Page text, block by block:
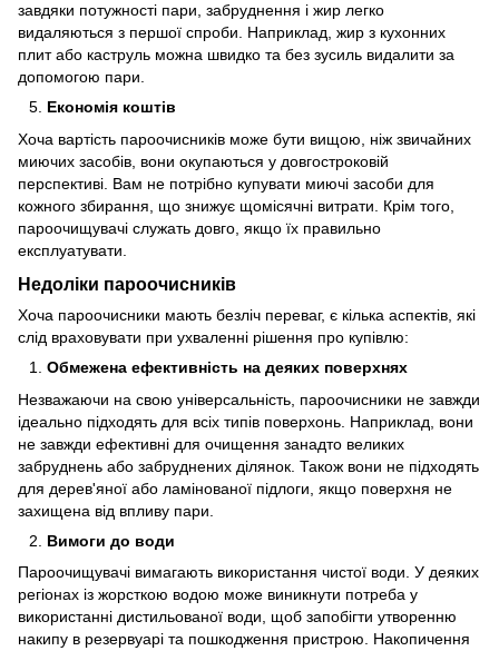
завдяки потужності пари, забруднення і жир легко
видаляються з першої спроби. Наприклад, жир з кухонних
плит або каструль можна швидко та без зусиль видалити за
допомогою пари.
Економія коштів
Хоча вартість пароочисників може бути вищою, ніж звичайних
миючих засобів, вони окупаються у довгостроковій
перспективі. Вам не потрібно купувати миючі засоби для
кожного збирання, що знижує щомісячні витрати. Крім того,
пароочищувачі служать довго, якщо їх правильно
експлуатувати.
Недоліки пароочисників
Хоча пароочисники мають безліч переваг, є кілька аспектів, які
слід враховувати при ухваленні рішення про купівлю:
Обмежена ефективність на деяких поверхнях
Незважаючи на свою універсальність, пароочисники не завжди
ідеально підходять для всіх типів поверхонь. Наприклад, вони
не завжди ефективні для очищення занадто великих
забруднень або забруднених ділянок. Також вони не підходять
для дерев'яної або ламінованої підлоги, якщо поверхня не
захищена від впливу пари.
Вимоги до води
Пароочищувачі вимагають використання чистої води. У деяких
регіонах із жорсткою водою може виникнути потреба у
використанні дистильованої води, щоб запобігти утворенню
накипу в резервуарі та пошкодження пристрою. Накопичення